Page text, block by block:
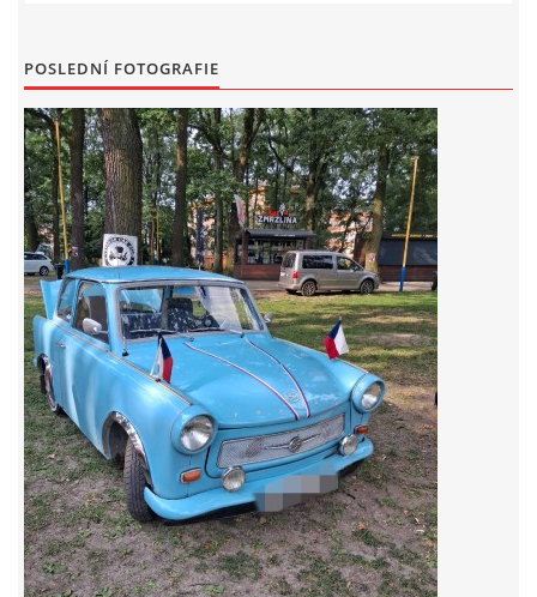
Vývozy a osvědčení
Benzín - Čas bioblaženosti přichází
Moderní nafta
Stanovy Old Fiat Clubu, z. s.
GDPR
oldfiatclub@seznam.cz |RSS
POSLEDNÍ FOTOGRAFIE